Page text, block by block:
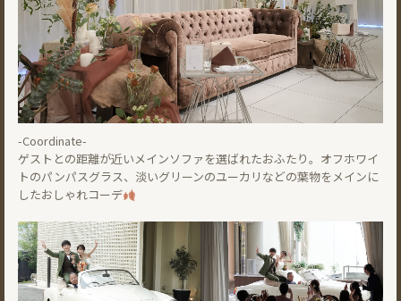
-Coordinate-
ゲストとの距離が近いメインソファを選ばれたおふたり。オフホワイ
トのパンパスグラス、淡いグリーンのユーカリなどの葉物をメインに
したおしゃれコーデ